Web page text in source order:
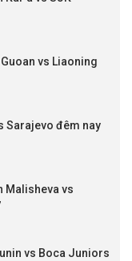
vs Liaoning
Sarajevo đêm nay
Malisheva vs
vs Boca Juniors